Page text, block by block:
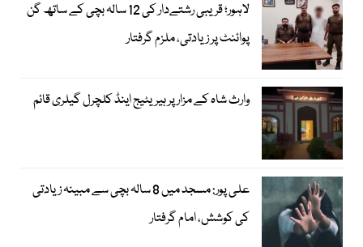
لاہور؛ قریبی رشتےدار کی 12 سالہ بچی کے ساتھ گن
پوائنٹ پر زیادتی، ملزم گرفتار
وارث شاہ کے مزار پر ہیریٹیج اینڈ کلچرل گیلری قائم
علی پور: مسجد میں 8 سالہ بچی سے مبینہ زیادتی
کی کوشش، امام گرفتار